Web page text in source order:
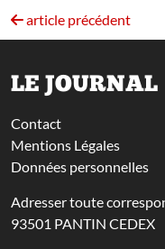
article précédent
LE JOURNAL
Contact
Mentions Légales
Données personnelles
Adresser toute
93501 PANTIN CEDEX